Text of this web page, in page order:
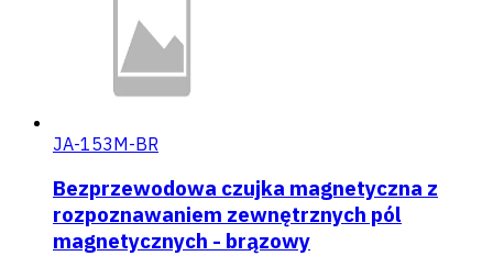
JA-153M-BR
Bezprzewodowa czujka magnetyczna z
rozpoznawaniem zewnętrznych pól
magnetycznych - brązowy